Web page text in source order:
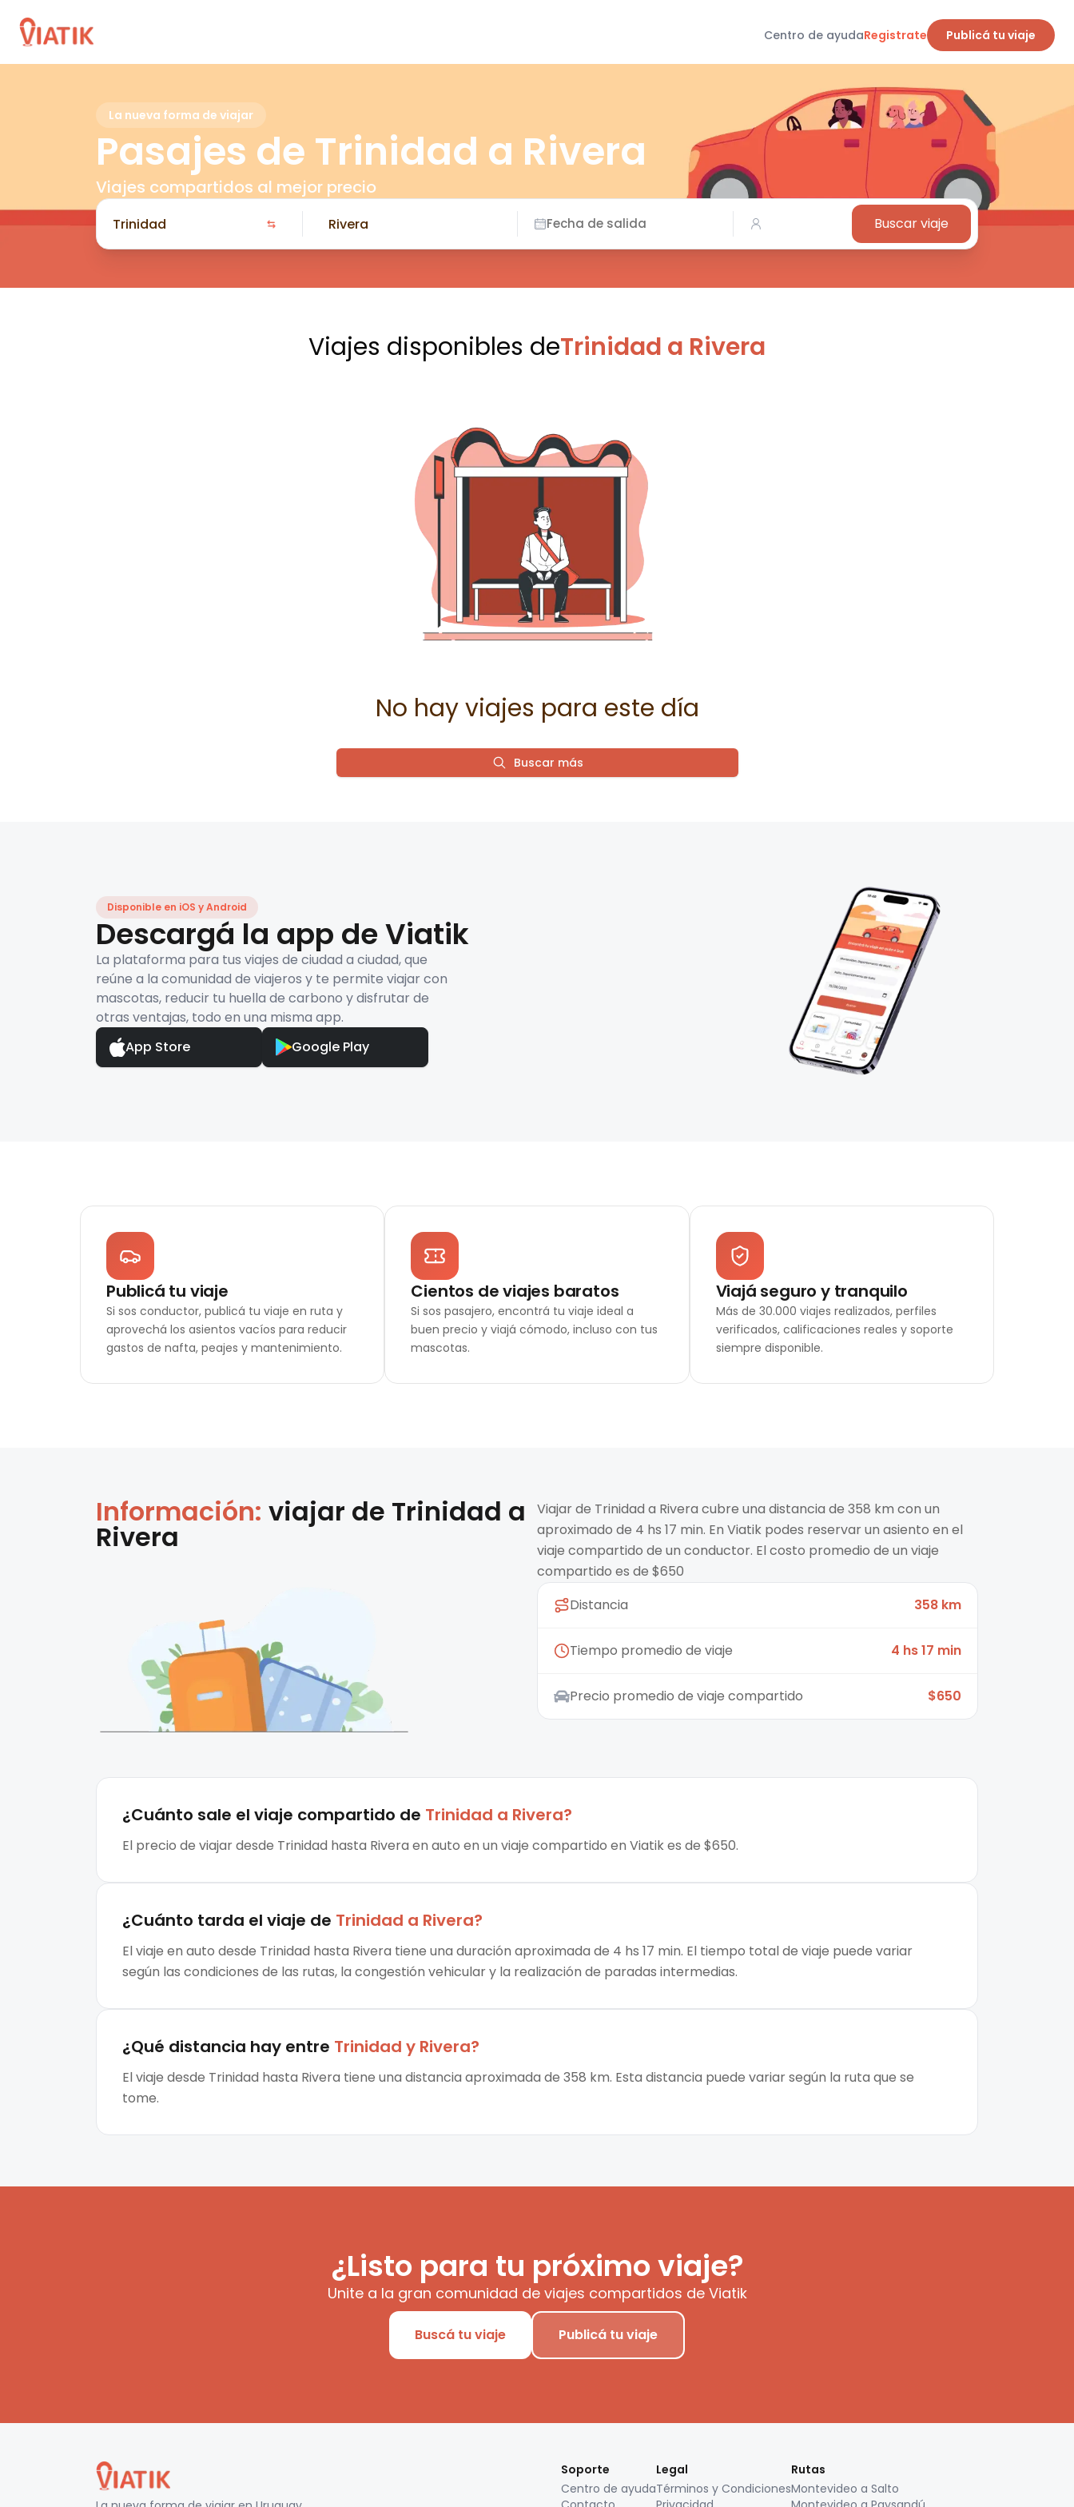
Centro de ayudaRegistrate Publicá tu viaje
La nueva forma de viajar
Pasajes de Trinidad a Rivera
Viajes compartidos al mejor precio
Fecha de salida Buscar viaje
Viajes disponibles deTrinidad a Rivera
No hay viajes para este día
Buscar más
Disponible en iOS y Android
Descargá la app de Viatik
La plataforma para tus viajes de ciudad a ciudad, que
reúne a la comunidad de viajeros y te permite viajar con
mascotas, reducir tu huella de carbono y disfrutar de
otras ventajas, todo en una misma app.
App Store
Google Play
Publicá tu viaje
Si sos conductor, publicá tu viaje en ruta y
aprovechá los asientos vacíos para reducir
gastos de nafta, peajes y mantenimiento.
Cientos de viajes baratos
Si sos pasajero, encontrá tu viaje ideal a
buen precio y viajá cómodo, incluso con tus
mascotas.
Viajá seguro y tranquilo
Más de 30.000 viajes realizados, perfiles
verificados, calificaciones reales y soporte
siempre disponible.
Información: viajar de Trinidad a
Rivera
Viajar de Trinidad a Rivera cubre una distancia de 358 km con un
aproximado de 4 hs 17 min. En Viatik podes reservar un asiento en el
viaje compartido de un conductor. El costo promedio de un viaje
compartido es de $650
Distancia
358 km
Tiempo promedio de viaje 4 hs 17 min
Precio promedio de viaje compartido $650
¿Cuánto sale el viaje compartido de Trinidad a Rivera?
El precio de viajar desde Trinidad hasta Rivera en auto en un viaje compartido en Viatik es de $650.
¿Cuánto tarda el viaje de Trinidad a Rivera?
El viaje en auto desde Trinidad hasta Rivera tiene una duración aproximada de 4 hs 17 min. El tiempo total de viaje puede variar
según las condiciones de las rutas, la congestión vehicular y la realización de paradas intermedias.
¿Qué distancia hay entre Trinidad y Rivera?
El viaje desde Trinidad hasta Rivera tiene una distancia aproximada de 358 km. Esta distancia puede variar según la ruta que se
tome.
¿Listo para tu próximo viaje?
Unite a la gran comunidad de viajes compartidos de Viatik
Buscá tu viaje Publicá tu viaje
Soporte
Centro de ayuda
Legal
Términos y Condiciones
Rutas
Montevideo a Salto